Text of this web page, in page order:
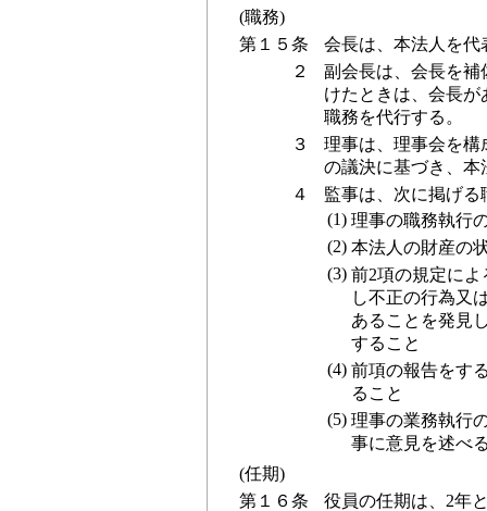
(職務)
第１５条
会長は、本法人を代
２
副会長は、会長を補
けたときは、会長
職務を代行する。
３
理事は、理事会を構
の議決に基づき、本
４
監事は、次に掲げる
(1) 理事の職務執行
(2) 本法人の財産の
(3) 前2項の規定に
し不正の行為又
あることを発見
すること
(4) 前項の報告をす
ること
(5) 理事の業務執行
事に意見を述べ
(任期)
第１６条
役員の任期は、2年